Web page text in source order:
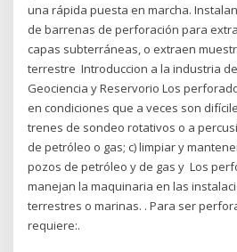
una rápida puesta en marcha.
de barrenas de perforación para
capas subterráneas, o extraen
terrestre Introduccion a la industria
Geociencia y Reservorio Los
en condiciones que a veces son
trenes de sondeo rotativos o a
de petróleo o gas; c) limpiar y
pozos de petróleo y de gas y Los
manejan la maquinaria en las
terrestres o marinas. . Para ser
requiere:.